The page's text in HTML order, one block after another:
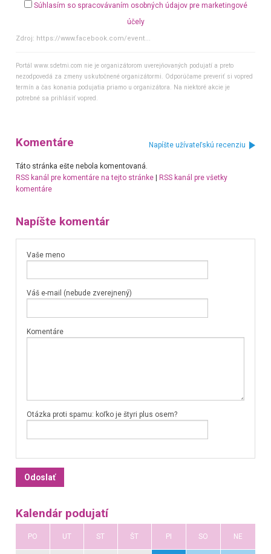
Súhlasím so spracovávaním osobných údajov pre marketingové
účely
Zdroj: https://www.facebook.com/event...
Portál www.sdetmi.com nie je organizátorom uverejňovaných podujatí a preto
nezodpovedá za zmeny uskutočnené organizátormi. Odporúčame preveriť si vopred
termín a čas konania podujatia priamo u organizátora. Na niektoré akcie je
potrebné sa prihlásiť vopred.
Komentáre Napíšte užívateľskú recenziu
Táto stránka ešte nebola komentovaná.
RSS kanál pre komentáre na tejto stránke| RSS kanál pre všetky
komentáre
Napíšte komentár
Vaše meno
Váš e-mail (nebude zverejnený)
Komentáre
Otázka proti spamu: koľko je štyri plus osem?
Kalendár podujatí
PO UT ST ŠT PI SO NE